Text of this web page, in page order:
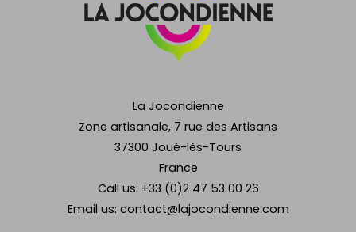
La Jocondienne
Zone artisanale, 7 rue des Artisans
37300 Joué-lès-Tours
France
Call us: +33 (0)2 47 53 00 26
Email us: contact@lajocondienne.com